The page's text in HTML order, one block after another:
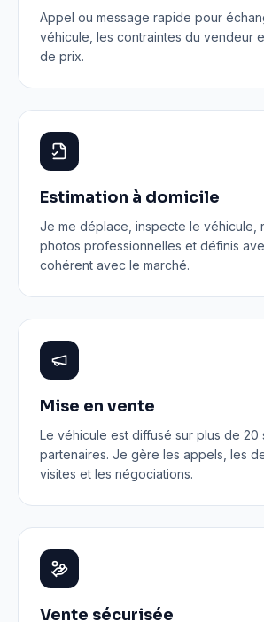
Appel ou message rapide pour
véhicule, les contraintes du vendeur
de prix.
Estimation à domicile
Je me déplace, inspecte le véhicule,
photos professionnelles et définis
cohérent avec le marché.
Mise en vente
Le véhicule est diffusé sur plus de 20
partenaires. Je gère les appels, les
visites et les négociations.
Vente sécurisée